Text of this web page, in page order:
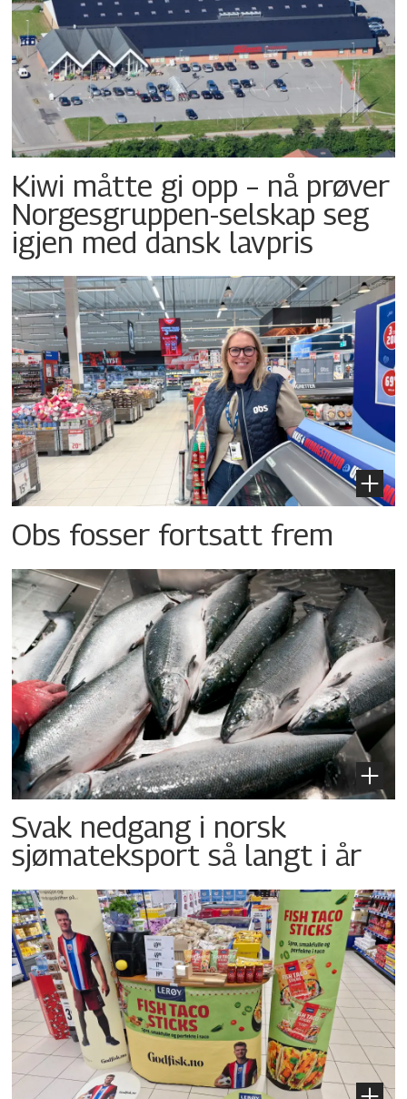
Kiwi måtte gi opp – nå prøver
Norgesgruppen-selskap seg
igjen med dansk lavpris
Obs fosser fortsatt frem
Svak nedgang i norsk
sjømateksport så langt i år